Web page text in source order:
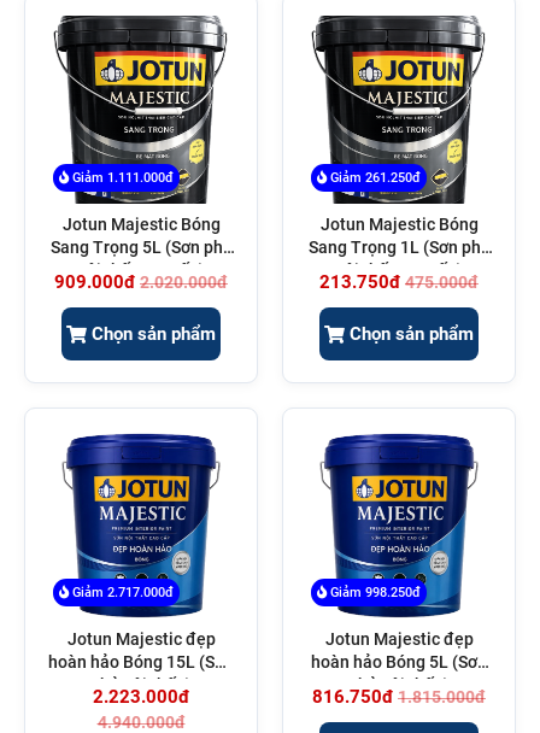
Giảm 1.111.000đ
Jotun Majestic Bóng
Sang Trọng 5L (Sơn phủ
nội thất cao cấp)
909.000đ 2.020.000đ
Chọn sản phẩm
Giảm 261.250đ
Jotun Majestic Bóng
Sang Trọng 1L (Sơn phủ
nội thất cao cấp)
213.750đ 475.000đ
Chọn sản phẩm
Giảm 2.717.000đ
Jotun Majestic đẹp
hoàn hảo Bóng 15L (Sơn
phủ nội thất )
2.223.000đ
4.940.000đ
Giảm 998.250đ
Jotun Majestic đẹp
hoàn hảo Bóng 5L (Sơn
phủ nội thất )
816.750đ 1.815.000đ